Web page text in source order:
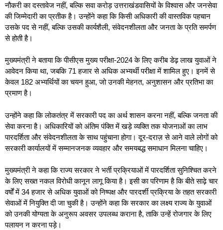
नौकरी का दस्तावेज नहीं, बल्कि सवा करोड़ उत्तराखंडवासियों के विश्वास और जनसेवा
की जिम्मेदारी का प्रतीक है। उन्होंने कहा कि किसी अधिकारी की वास्तविक पहचान
उसके पद से नहीं, बल्कि उसकी कार्यशैली, संवेदनशीलता और जनता के प्रति समर्पण
से होती है।
मुख्यमंत्री ने बताया कि पीसीएस मुख्य परीक्षा-2024 के लिए करीब डेढ़ लाख युवाओं ने
आवेदन किया था, जबकि 71 हजार से अधिक अभ्यर्थी परीक्षा में शामिल हुए। इनमें से
केवल 182 अभ्यर्थियों का चयन हुआ, जो उनकी मेहनत, अनुशासन और प्रतिभा का
प्रमाण है।
उन्होंने कहा कि लोकतंत्र में सरकारी पद का अर्थ शासन करना नहीं, बल्कि जनता की
सेवा करना है। अधिकारियों को अंतिम पंक्ति में खड़े व्यक्ति तक योजनाओं का लाभ
पारदर्शिता और संवेदनशीलता के साथ पहुंचाना होगा। दूर-दराज़ से आने वाले लोगों को
सरकारी कार्यालयों में सम्मानजनक व्यवहार और समयबद्ध समाधान मिलना चाहिए।
मुख्यमंत्री ने कहा कि राज्य सरकार ने भर्ती प्रक्रियाओं में पारदर्शिता सुनिश्चित करने
के लिए सख्त नकल विरोधी कानून लागू किया है। इसी का परिणाम है कि बीते साढ़े चार
वर्षों में 34 हजार से अधिक युवाओं को निष्पक्ष और पारदर्शी प्रक्रिया के तहत सरकारी
सेवाओं में नियुक्ति दी जा चुकी है। उन्होंने कहा कि सरकार का लक्ष्य राज्य के युवाओं
को उनकी योग्यता के अनुरूप अवसर उपलब्ध कराना है, ताकि उन्हें रोजगार के लिए
पलायन न करना पड़े।